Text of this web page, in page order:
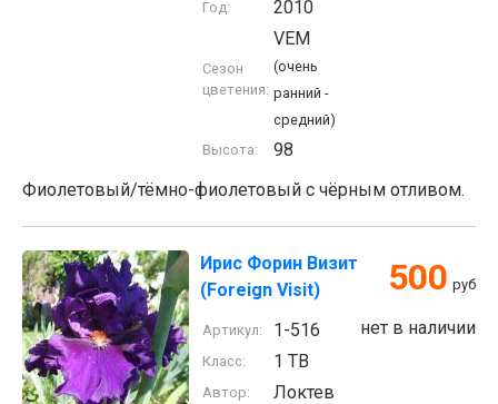
Год: 2010
Сезон
цветения:
VEM
(очень
ранний -
средний)
Высота:
98
Фиолетовый/тёмно-фиолетовый с чёрным отливом.
Ирис Форин Визит
(Foreign Visit)
500 руб
нет в наличии
Артикул: 1-516
Класс: 1 TB
Автор: Локтев